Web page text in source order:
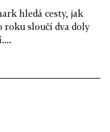
hledá cesty, jak
sloučí dva doly